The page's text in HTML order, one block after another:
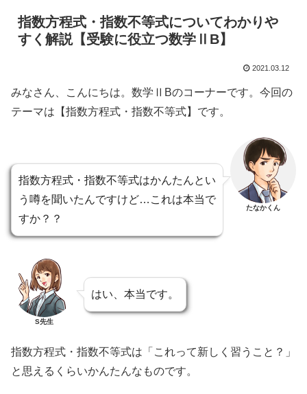
指数方程式・指数不等式についてわかりや
すく解説【受験に役立つ数学ⅡB】
2021.03.12
みなさん、こんにちは。数学ⅡBのコーナーです。今回の
テーマは【指数方程式・指数不等式】です。
指数方程式・指数不等式はかんたんとい
う噂を聞いたんですけど…これは本当で
すか？？
たなかくん
S先生
はい、本当です。
指数方程式・指数不等式は「これって新しく習うこと？」
と思えるくらいかんたんなものです。